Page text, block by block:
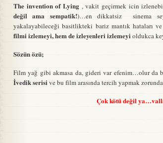
The invention of Lying , vakit geçirmek icin
değil ama sempatik!)…en dikkatsiz sinema
yakalayabileceği basitlikteki bariz mantık hataları ve
filmi izlemeyi, hem de izleyenleri izlemeyioldukca
Sözün özü;
Film yağ gibi akmasa da, gideri var efenim…olur da
İvedik serisi ve bu film arasında tercih yapmak
Çok kötü değil